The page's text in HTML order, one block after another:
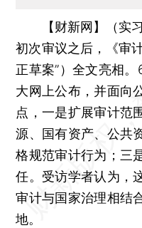
【财新网】（实
初次审议之后，《审
正草案”）全文亮相
大网上公布，并面向
点，一是扩展审计范
源、国有资产、公共
格规范审计行为；三
任。受访学者认为，
审计与国家治理相结
地。